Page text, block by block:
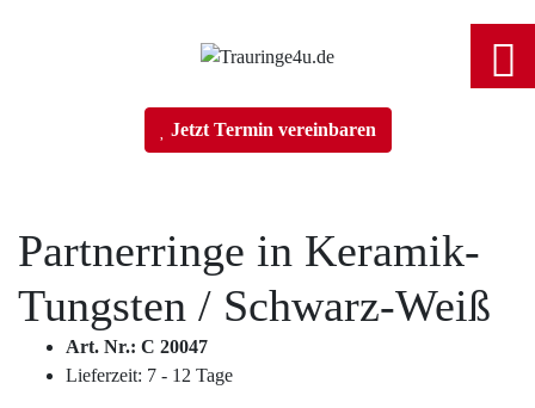
Jetzt Termin vereinbaren
Partnerringe in Keramik-
Tungsten / Schwarz-Weiß
Art. Nr.: C 20047
Lieferzeit: 7 - 12 Tage
Home
Verlobungsringe
Partnerringe